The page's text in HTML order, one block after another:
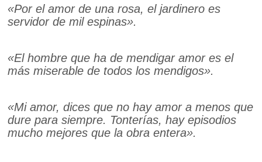
«Por el amor de una rosa, el jardinero es
servidor de mil espinas».
«El hombre que ha de mendigar amor es el
más miserable de todos los mendigos».
«Mi amor, dices que no hay amor a menos que
dure para siempre. Tonterías, hay episodios
mucho mejores que la obra entera».